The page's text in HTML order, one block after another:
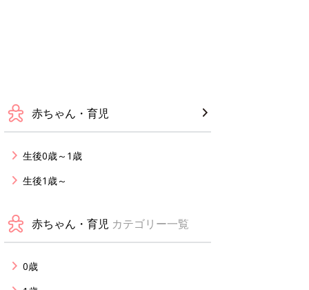
赤ちゃん・育児
生後0歳～1歳
生後1歳～
赤ちゃん・育児 カテゴリー一覧
0歳